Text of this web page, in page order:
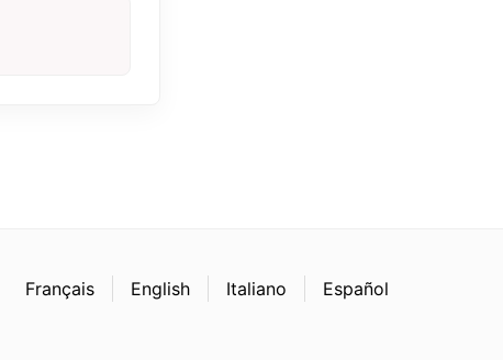
Français English Italiano Español